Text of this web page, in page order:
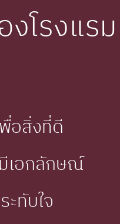
โรงแรม
อสิ่งที่ดี
เอกลักษณ์
ทับใจ